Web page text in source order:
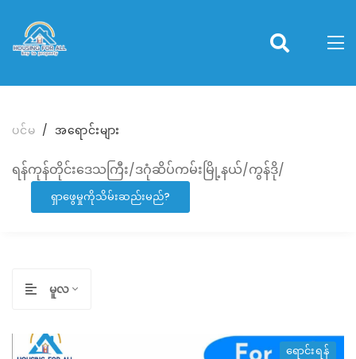
ပင်မ အရောင်းများ
ရန်ကုန်တိုင်းဒေသကြီး/ဒဂုံဆိပ်ကမ်းမြို့နယ်/ကွန်ဒို/
ရှာဖွေမှုကိုသိမ်းဆည်းမည်?
မူလ
ရောင်းရန်